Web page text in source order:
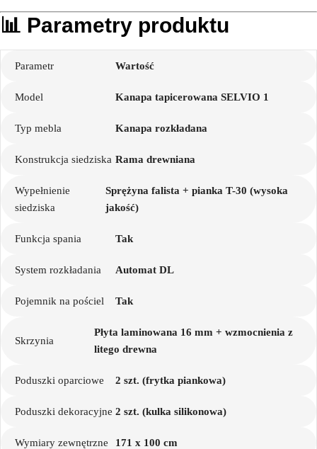
📊 Parametry produktu
Parametr Wartość
Model Kanapa tapicerowana SELVIO 1
Typ mebla Kanapa rozkładana
Konstrukcja siedziska Rama drewniana
Wypełnienie
siedziska
Sprężyna falista + pianka T-30 (wysoka
jakość)
Funkcja spania Tak
System rozkładania Automat DL
Pojemnik na pościel Tak
Skrzynia
Płyta laminowana 16 mm + wzmocnienia z
litego drewna
Poduszki oparciowe 2 szt. (frytka piankowa)
Poduszki dekoracyjne 2 szt. (kulka silikonowa)
Wymiary zewnętrzne 171 x 100 cm